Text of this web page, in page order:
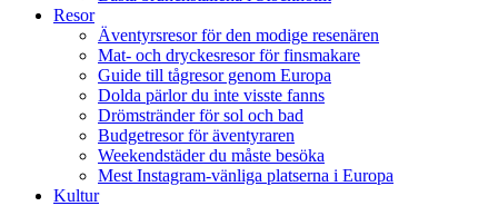
Resor
Äventyrsresor för den modige resenären
Mat- och dryckesresor för finsmakare
Guide till tågresor genom Europa
Dolda pärlor du inte visste fanns
Drömstränder för sol och bad
Budgetresor för äventyraren
Weekendstäder du måste besöka
Mest Instagram-vänliga platserna i Europa
Kultur